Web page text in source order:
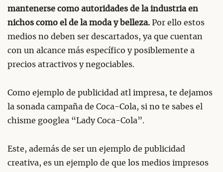
mantenerse como autoridades de la industria en
nichos como el de la moda y belleza. Por ello estos
medios no deben ser descartados, ya que cuentan
con un alcance más específico y posiblemente a
precios atractivos y negociables.
Como ejemplo de publicidad atl impresa, te dejamos
la sonada campaña de Coca-Cola, si no te sabes el
chisme googlea “Lady Coca-Cola”.
Este, además de ser un ejemplo de publicidad
creativa, es un ejemplo de que los medios impresos